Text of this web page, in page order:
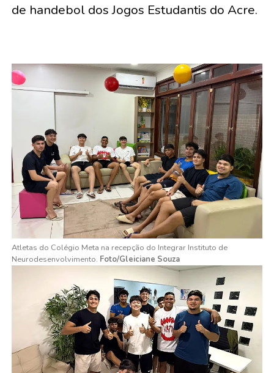
de handebol dos Jogos Estudantis do Acre.
Atletas do Colégio Meta na recepção do Integrar Instituto de
Neurodesenvolvimento. Foto/Gleiciane Souza